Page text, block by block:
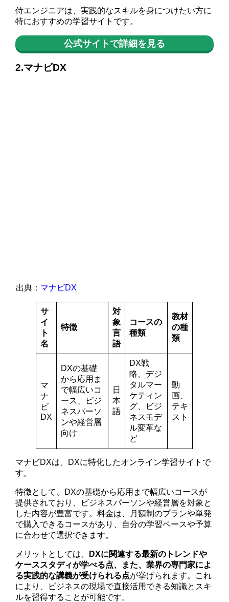
侍エンジニアは、実践的なスキルを身につけたい方に
特におすすめの学習サイトです。
公式サイトで詳細を見る
2.マナビDX
出典： マナビDX
サ
イ
ト
名
特徴
対
象
言
語
コースの
種類
教材
の種
類
マ
ナ
ビ
DX
DXの基礎
から応用ま
で幅広いコ
ース、ビジ
ネスパーソ
ンや経営層
向け
日
本
語
DX戦
略、デジ
タルマー
ケティン
グ、ビジ
ネスモデ
ル変革な
ど
動
画、
テキ
スト
マナビDXは、DXに特化したオンライン学習サイトで
す。
特徴として、DXの基礎から応用まで幅広いコースが
提供されており、ビジネスパーソンや経営層を対象と
した内容が豊富です。料金は、月額制のプランや単発
で購入できるコースがあり、自分の学習ペースや予算
に合わせて選択できます。
メリットとしては、
DXに関連する最新のトレンドや
ケーススタディが学べる点、また、業界の専門家によ
る実践的な講義が受けられる点が挙げられます。これ
により、ビジネスの現場で直接活用できる知識とスキ
ルを習得することが可能です。